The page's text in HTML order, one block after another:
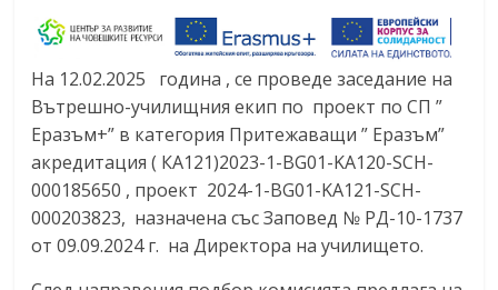
На 12.02.2025 година , се проведе заседание на
Вътрешно-училищния екип по проект по СП ”
Еразъм+” в категория Притежаващи ” Еразъм”
акредитация ( КА121)2023-1-BG01-KA120-SCH-
000185650 , проект 2024-1-BG01-KA121-SCH-
000203823, назначена със Заповед № РД-10-1737
от 09.09.2024 г. на Директора на училището.